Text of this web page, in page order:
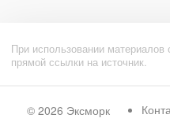
При использовании материалов
прямой ссылки на источник.
© 2026 Эксморк